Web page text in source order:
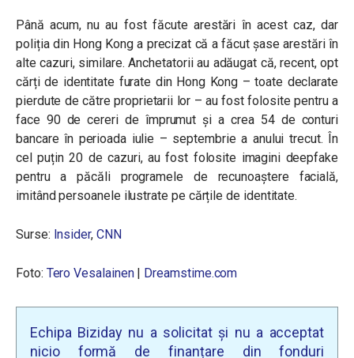
Până acum, nu au fost făcute arestări în acest caz, dar
poliția din Hong Kong a precizat că a făcut șase arestări în
alte cazuri, similare. Anchetatorii au adăugat că, recent, opt
cărți de identitate furate din Hong Kong – toate declarate
pierdute de către proprietarii lor – au fost folosite pentru a
face 90 de cereri de împrumut și a crea 54 de conturi
bancare în perioada iulie – septembrie a anului trecut. În
cel puțin 20 de cazuri, au fost folosite imagini deepfake
pentru a păcăli programele de recunoaștere facială,
imitând persoanele ilustrate pe cărțile de identitate.
Surse: Insider, CNN
Foto: Tero Vesalainen | Dreamstime.com
Echipa Biziday nu a solicitat și nu a acceptat
nicio formă de finanțare din fonduri